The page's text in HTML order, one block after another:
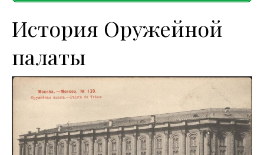
История Оружейной
палаты